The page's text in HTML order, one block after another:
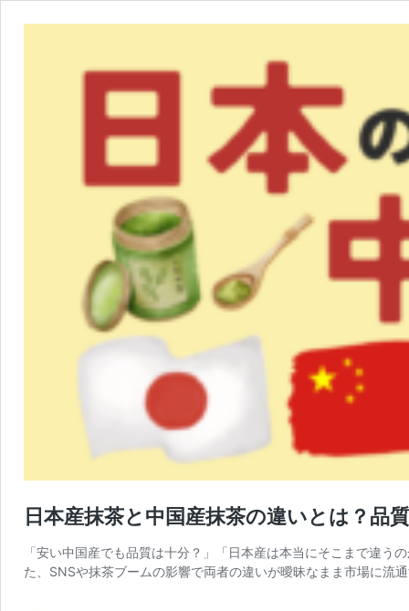
日本産抹茶と中国産抹茶の違いとは？品
「安い中国産でも品質は十分？」「日本産は本当にそこまで違
た、SNSや抹茶ブームの影響で両者の違いが曖昧なまま市場に流